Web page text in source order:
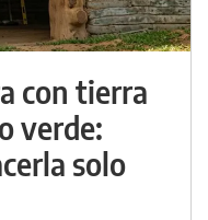
con tierra
verde:
solo